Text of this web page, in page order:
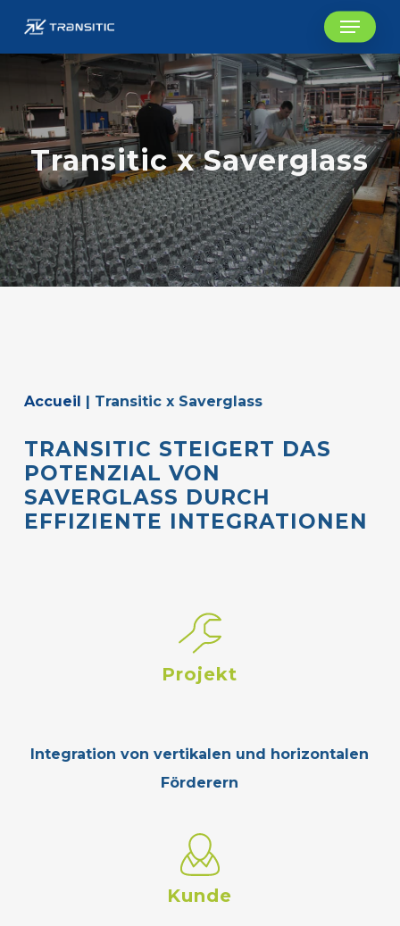
content
Menu
Transitic x Saverglass
Accueil Transitic x Saverglass
TRANSITIC STEIGERT DAS
POTENZIAL VON
SAVERGLASS DURCH
EFFIZIENTE INTEGRATIONEN
Projekt
Integration von vertikalen und horizontalen
Förderern
Kunde